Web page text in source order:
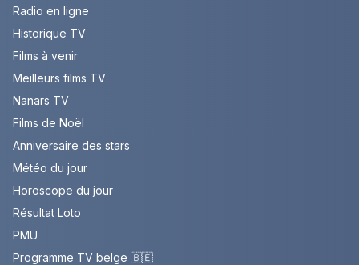
Radio en ligne
Historique TV
Films à venir
Meilleurs films TV
Nanars TV
Films de Noël
Anniversaire des stars
Météo du jour
Horoscope du jour
Résultat Loto
PMU
Programme TV belge 🇧🇪